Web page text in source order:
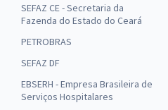
SEFAZ CE - Secretaria da
Fazenda do Estado do Ceará
PETROBRAS
SEFAZ DF
EBSERH - Empresa Brasileira de
Serviços Hospitalares